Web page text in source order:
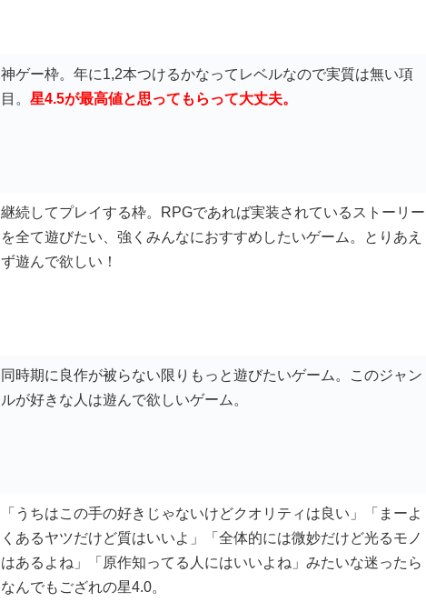
神ゲー枠。年に1,2本つけるかなってレベルなので実質は無い項
目。 星4.5が最高値と思ってもらって大丈夫。
継続してプレイする枠。RPGであれば実装されているストーリー
を全て遊びたい、強くみんなにおすすめしたいゲーム。とりあえ
ず遊んで欲しい！
同時期に良作が被らない限りもっと遊びたいゲーム。このジャン
ルが好きな人は遊んで欲しいゲーム。
「うちはこの手の好きじゃないけどクオリティは良い」「まーよ
くあるヤツだけど質はいいよ」「全体的には微妙だけど光るモノ
はあるよね」「原作知ってる人にはいいよね」みたいな迷ったら
なんでもござれの星4.0。